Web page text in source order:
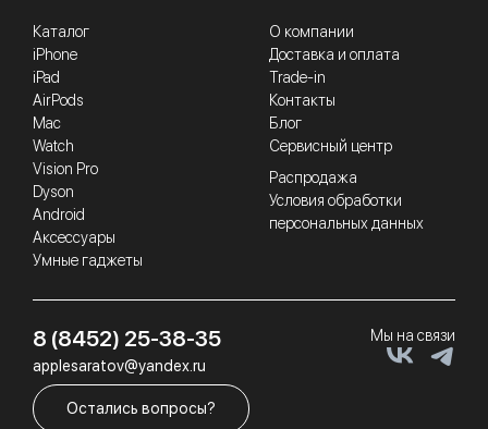
Каталог
iPhone
iPad
AirPods
Mac
Watch
Vision Pro
Dyson
Android
Аксессуары
Умные гаджеты
О компании
Доставка и оплата
Trade-in
Контакты
Блог
Сервисный центр
Распродажа
Условия обработки
персональных данных
8 (8452) 25-38-35
applesaratov@yandex.ru
Остались вопросы?
Мы на связи